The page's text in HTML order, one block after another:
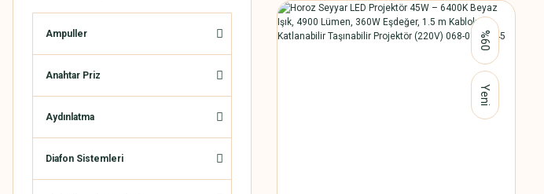
Ampuller
Anahtar Priz
Aydınlatma
Diafon Sistemleri
%60
Yeni